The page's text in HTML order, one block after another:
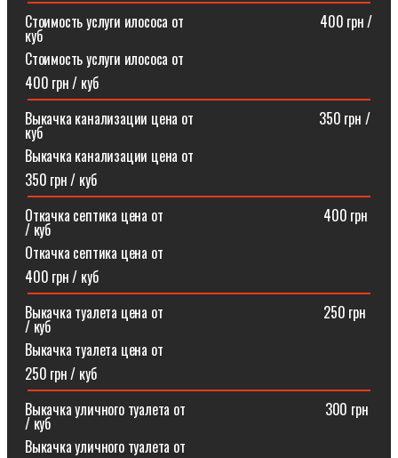
Стоимость услуги илососа от⠀⠀⠀⠀⠀⠀⠀⠀⠀⠀⠀⠀⠀400 грн /
куб
Стоимость услуги илососа от
400 грн / куб
Выкачка канализации цена от⠀⠀⠀⠀⠀⠀⠀⠀⠀⠀⠀⠀350 грн /
куб
Выкачка канализации цена от
350 грн / куб
Откачка септика цена от ⠀⠀⠀⠀⠀⠀⠀⠀⠀⠀⠀⠀⠀⠀⠀400 грн
/ куб
Откачка септика цена от
400 грн / куб
Выкачка туалета цена от ⠀⠀⠀⠀⠀⠀⠀⠀⠀⠀⠀⠀⠀⠀⠀250 грн
/ куб
Выкачка туалета цена от
250 грн / куб
Выкачка уличного туалета от ⠀⠀⠀⠀⠀⠀⠀⠀⠀⠀⠀⠀⠀300 грн
/ куб
Выкачка уличного туалета от